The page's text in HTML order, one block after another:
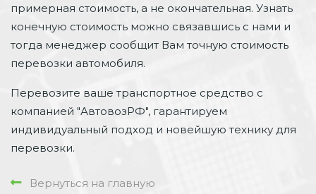
примерная стоимость, а не окончательная. Узнать
конечную стоимость можно связавшись с нами и
тогда менеджер сообщит Вам точную стоимость
перевозки автомобиля.
Перевозите ваше транспортное средство с
компанией "АвтовозРФ", гарантируем
индивидуальный подход и новейшую технику для
перевозки.
Вернуться на главную